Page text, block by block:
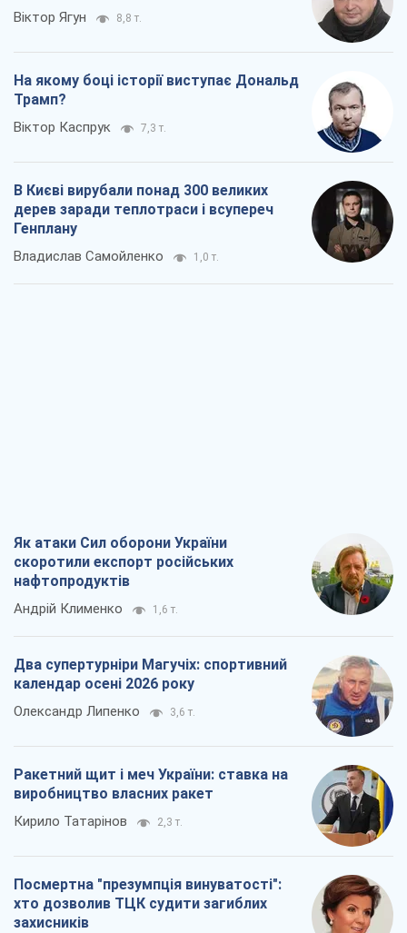
Віктор Ягун 8,8 т.
На якому боці історії виступає Дональд
Трамп?
Віктор Каспрук 7,3 т.
В Києві вирубали понад 300 великих
дерев заради теплотраси і всупереч
Генплану
Владислав Самойленко 1,0 т.
Як атаки Сил оборони України
скоротили експорт російських
нафтопродуктів
Андрій Клименко 1,6 т.
Два супертурніри Магучіх: спортивний
календар осені 2026 року
Олександр Липенко 3,6 т.
Ракетний щит і меч України: ставка на
виробництво власних ракет
Кирило Татарінов 2,3 т.
Посмертна "презумпція винуватості":
хто дозволив ТЦК судити загиблих
захисників